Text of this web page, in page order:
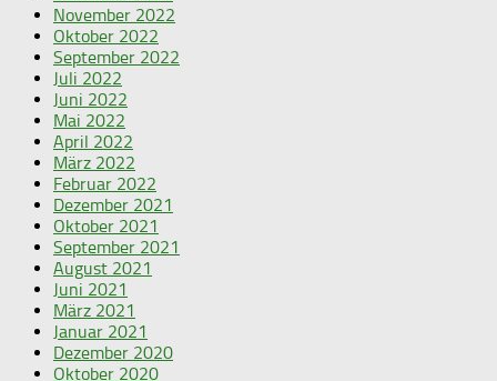
November 2022
Oktober 2022
September 2022
Juli 2022
Juni 2022
Mai 2022
April 2022
März 2022
Februar 2022
Dezember 2021
Oktober 2021
September 2021
August 2021
Juni 2021
März 2021
Januar 2021
Dezember 2020
Oktober 2020